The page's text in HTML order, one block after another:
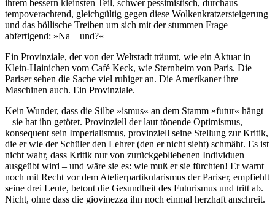
ihrem bessern kleinsten Teil, schwer pessimistisch, durchaus
tempoverachtend, gleichgültig gegen diese Wolkenkratzersteigerung
und das höllische Treiben um sich mit der stummen Frage
abfertigend: »Na – und?«
Ein Provinziale, der von der Weltstadt träumt, wie ein Aktuar in
Klein-Hainichen vom Café Keck, wie Sternheim von Paris. Die
Pariser sehen die Sache viel ruhiger an. Die Amerikaner ihre
Maschinen auch. Ein Provinziale.
Kein Wunder, dass die Silbe »ismus« an dem Stamm »futur« hängt
– sie hat ihn getötet. Provinziell der laut tönende Optimismus,
konsequent sein Imperialismus, provinziell seine Stellung zur Kritik,
die er wie der Schüler den Lehrer (den er nicht sieht) schmäht. Es ist
nicht wahr, dass Kritik nur von zurückgebliebenen Individuen
ausgeübt wird – und wäre sie es: wie muß er sie fürchten! Er warnt
noch mit Recht vor dem Atelierpartikularismus der Pariser, empfiehlt
seine drei Leute, betont die Gesundheit des Futurismus und tritt ab.
Nicht, ohne dass die giovinezza ihn noch einmal herzhaft anschreit.